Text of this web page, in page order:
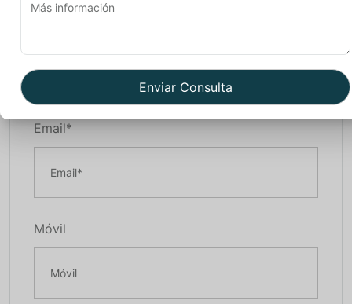
Email*
Móvil